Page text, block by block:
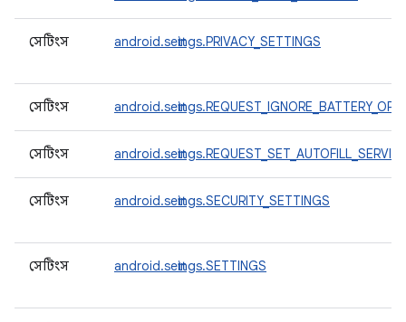
সেটিংস android.settings.PRIVACY_SETTINGS
সেটিংস
সেটিংস
সেটিংস android.settings.SECURITY_SETTINGS
সেটিংস android.settings.SETTINGS